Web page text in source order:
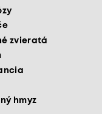
zvieratá
hmyz